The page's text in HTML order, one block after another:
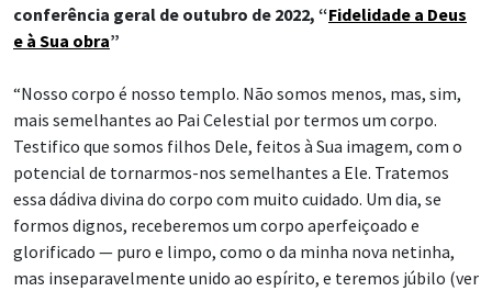
conferência geral de outubro de 2022, “Fidelidade a Deus
e à Sua obra”
“Nosso corpo é nosso templo. Não somos menos, mas, sim,
mais semelhantes ao Pai Celestial por termos um corpo.
Testifico que somos filhos Dele, feitos à Sua imagem, com o
potencial de tornarmos-nos semelhantes a Ele. Tratemos
essa dádiva divina do corpo com muito cuidado. Um dia, se
formos dignos, receberemos um corpo aperfeiçoado e
glorificado — puro e limpo, como o da minha nova netinha,
mas inseparavelmente unido ao espírito, e teremos júbilo (ver